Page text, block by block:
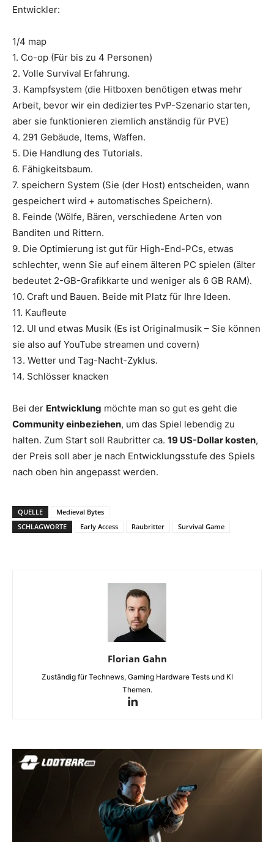
Entwickler:
1/4 map
1. Co-op (Für bis zu 4 Personen)
2. Volle Survival Erfahrung.
3. Kampfsystem (die Hitboxen benötigen etwas mehr
Arbeit, bevor wir ein dediziertes PvP-Szenario starten,
aber sie funktionieren ziemlich anständig für PVE)
4. 291 Gebäude, Items, Waffen.
5. Die Handlung des Tutorials.
6. Fähigkeitsbaum.
7. speichern System (Sie (der Host) entscheiden, wann
gespeichert wird + automatisches Speichern).
8. Feinde (Wölfe, Bären, verschiedene Arten von
Banditen und Rittern.
9. Die Optimierung ist gut für High-End-PCs, etwas
schlechter, wenn Sie auf einem älteren PC spielen (älter
bedeutet 2-GB-Grafikkarte und weniger als 6 GB RAM).
10. Craft und Bauen. Beide mit Platz für Ihre Ideen.
11. Kaufleute
12. UI und etwas Musik (Es ist Originalmusik – Sie können
sie also auf YouTube streamen und covern)
13. Wetter und Tag-Nacht-Zyklus.
14. Schlösser knacken
Bei der Entwicklung möchte man so gut es geht die
Community einbeziehen, um das Spiel lebendig zu
halten. Zum Start soll Raubritter ca. 19 US-Dollar kosten,
der Preis soll aber je nach Entwicklungsstufe des Spiels
nach oben hin angepasst werden.
QUELLE
Medieval Bytes
SCHLAGWORTE
Early Access Raubritter Survival Game
Florian Gahn
Zuständig für Technews, Gaming Hardware Tests und KI
Themen.